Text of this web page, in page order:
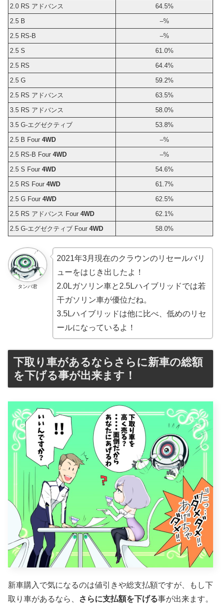
2.0 RS アドバンス
64.5%
2.5 B
–%
2.5 RS-B
–%
2.5 S
61.0%
2.5 RS
64.4%
2.5 G
59.2%
2.5 RS アドバンス
63.5%
3.5 RS アドバンス
58.0%
3.5 G-エグゼクティブ
53.8%
2.5 B Four 4WD
–%
2.5 RS-B Four 4WD
–%
2.5 S Four 4WD
54.6%
2.5 RS Four 4WD
61.7%
2.5 G Four 4WD
62.5%
2.5 RS アドバンス Four 4WD
62.1%
2.5 G-エグゼクティブ Four 4WD 58.0%
タンバ君
2021年3月現在のクラウンのリセールバリ
ューをはじき出したよ！
2.0Lガソリン車と2.5Lハイブリッドでは若
干ガソリン車が優位だね。
3.5Lハイブリッドは他に比べ、低めのリセ
ールになっているよ！
下取り車があるならさらに新車の総額
を下げる事が出来ます！
新車購入で気になるのは値引きや総支払額ですが、もし下
取り車があるなら、
さらに支払額を下げる事が出来ます。